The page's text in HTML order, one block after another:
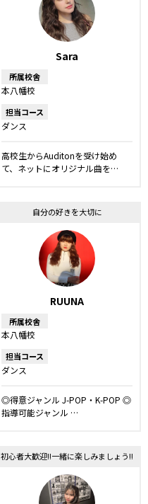
Sara
所属校舎
本八幡校
担当コース
ダンス
高校生からAuditonを受け始め
て、ネットにオリジナル曲を…
自分の好きを大切に
RUUNA
所属校舎
本八幡校
担当コース
ダンス
◎得意ジャンル J-POP・K-POP ◎
指導可能ジャンル …
初心者大歓迎!!一緒に楽しみましょう!!